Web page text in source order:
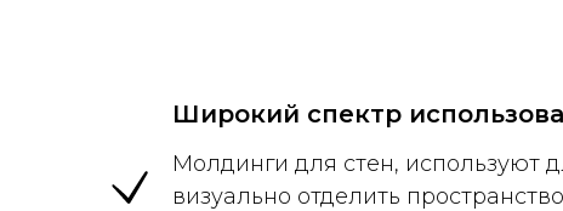
Широкий спектр
Молдинги для стен, используют
визуально отделить